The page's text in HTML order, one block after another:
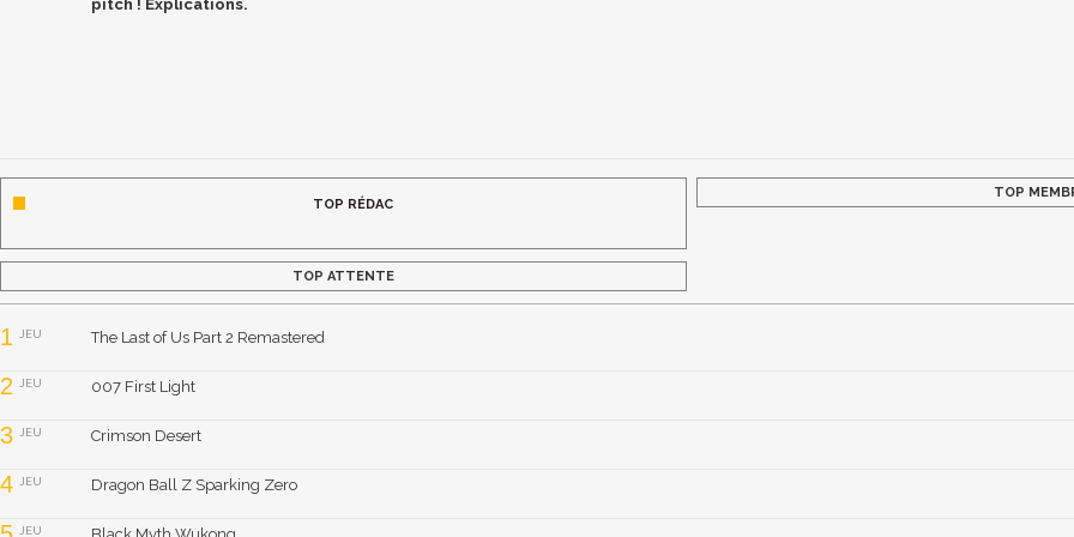
pitch ! Explications.
TOP RÉDAC
TOP
TOP ATTENTE
1 JEU The Last of Us Part 2 Remastered
2 JEU 007 First Light
3 JEU Crimson Desert
4 JEU Dragon Ball Z Sparking Zero
JEU